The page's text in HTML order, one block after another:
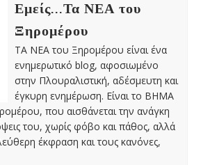
Εμείς...Τα ΝΕΑ του
Ξηρομέρου
ΤΑ ΝΕΑ του Ξηρομέρου είναι ένα
ενημερωτικό blog, αφοσιωμένο
στην Πλουραλιστική, αδέσμευτη και
έγκυρη ενημέρωση. Είναι το ΒΗΜΑ
που αισθάνεται την ανάγκη
του, χωρίς φόβο και πάθος, αλλά
έκφραση και τους κανόνες,